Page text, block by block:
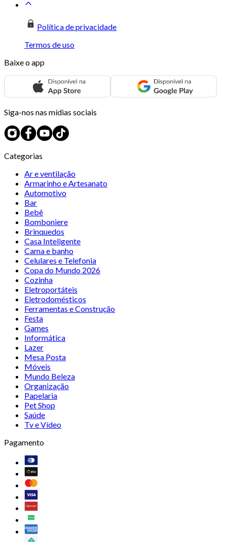
Política de privacidade
Termos de uso
Baixe o app
Siga-nos nas mídias sociais
Categorias
Ar e ventilação
Armarinho e Artesanato
Automotivo
Bar
Bebê
Bomboniere
Brinquedos
Casa Inteligente
Cama e banho
Celulares e Telefonia
Copa do Mundo 2026
Cozinha
Eletroportáteis
Eletrodomésticos
Ferramentas e Construção
Festa
Games
Informática
Lazer
Mesa Posta
Móveis
Mundo Beleza
Organização
Papelaria
Pet Shop
Saúde
Tv e Vídeo
Pagamento